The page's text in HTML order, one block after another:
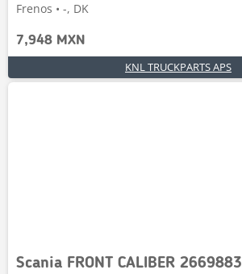
Frenos • -, DK
7,948 MXN
KNL TRUCKPARTS APS
Scania FRONT CALIBER 2669883